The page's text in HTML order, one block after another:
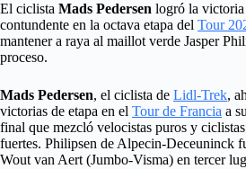
El ciclista Mads Pedersen logró la
contundente en la octava etapa del Tour
mantener a raya al maillot verde Jasper
proceso.
Mads Pedersen, el ciclista de Lidl-Trek,
victorias de etapa en el Tour de Francia a
final que mezcló velocistas puros y
fuertes. Philipsen de Alpecin-Deceuninck
Wout van Aert (Jumbo-Visma) en tercer